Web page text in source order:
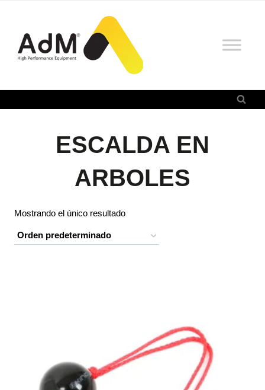
contenido
ESCALDA EN
ARBOLES
Mostrando el único resultado